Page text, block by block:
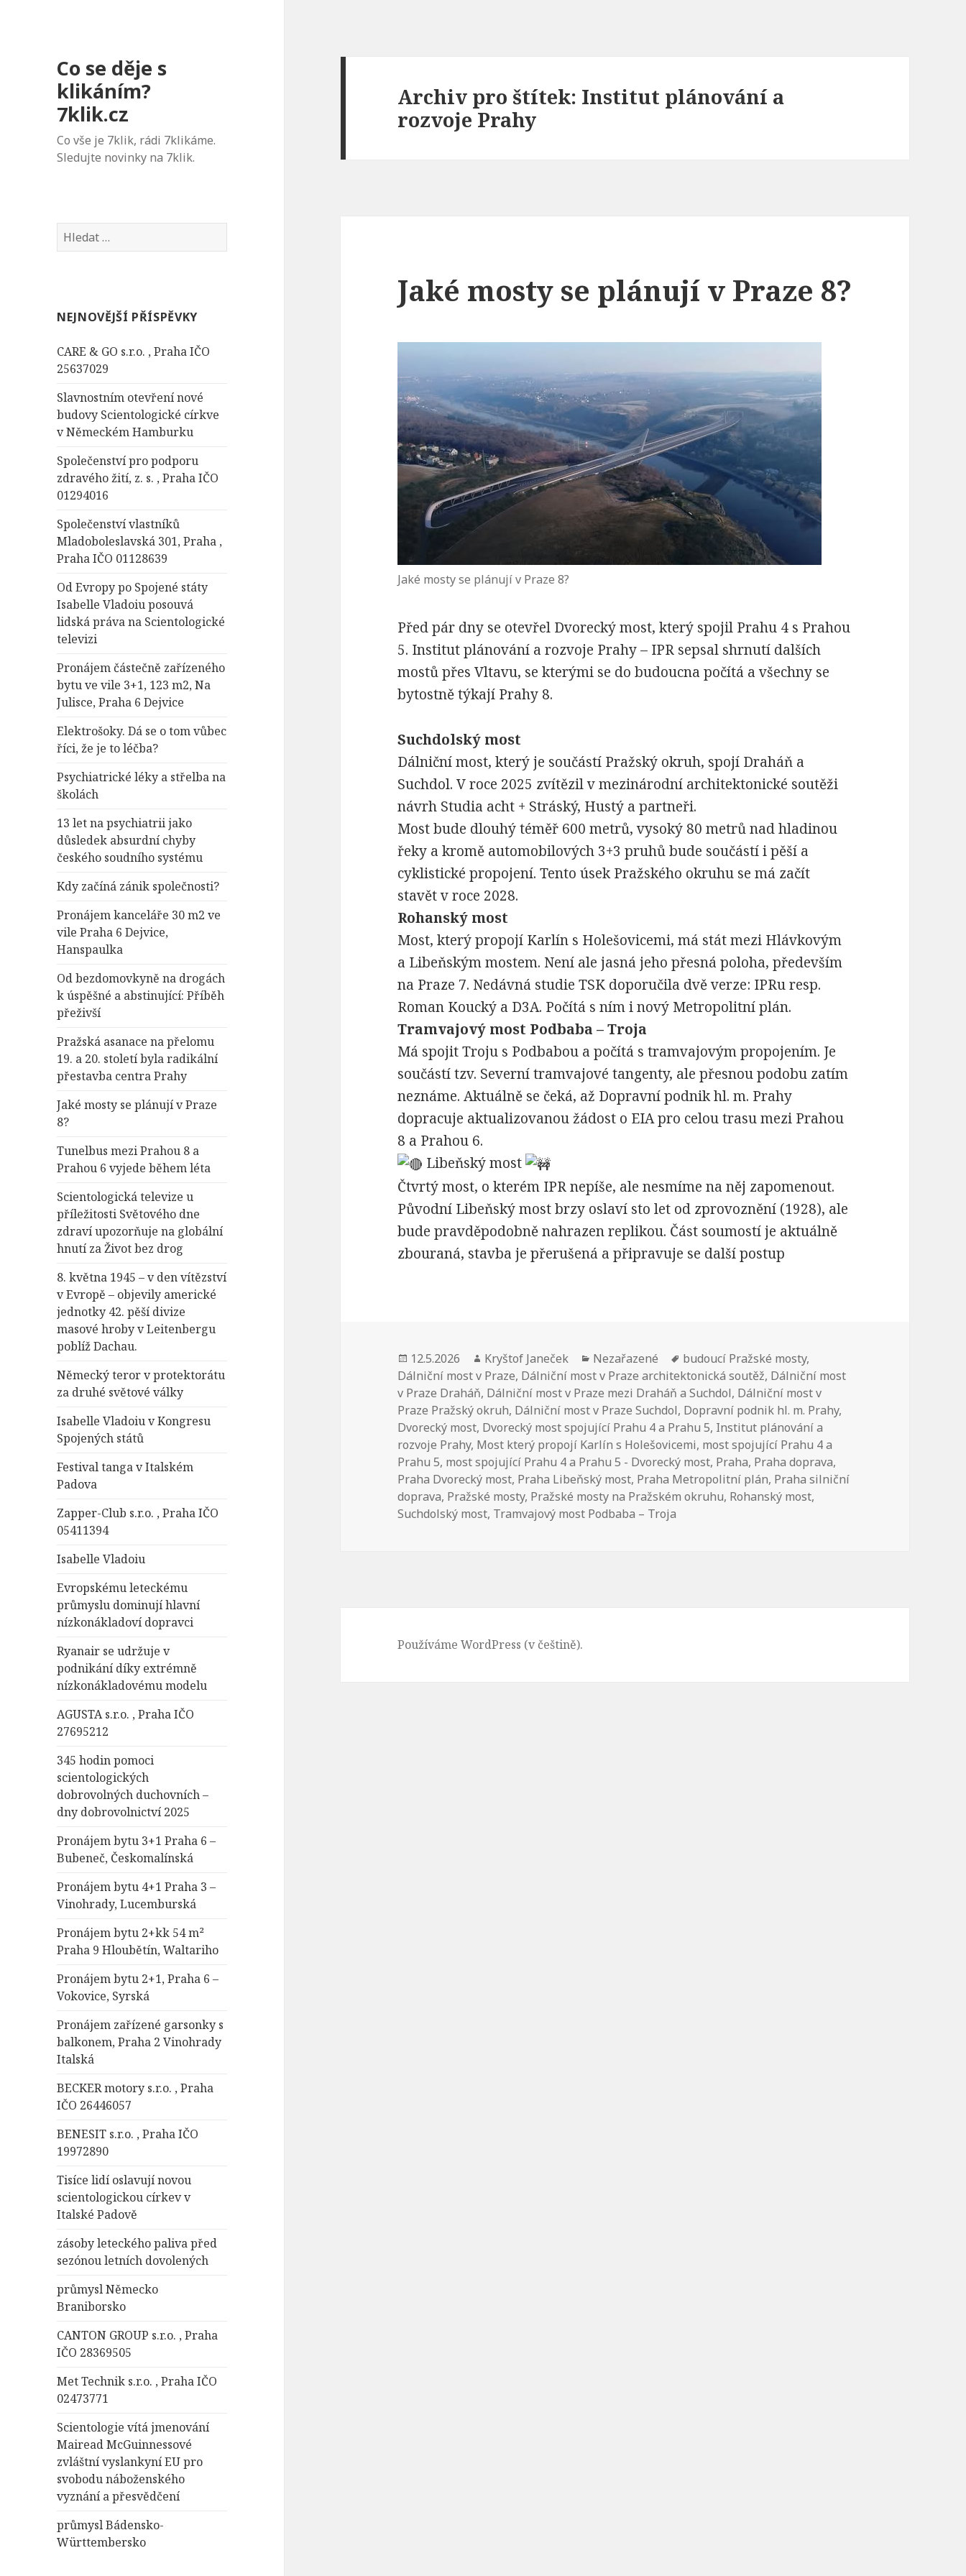
Co se děje s
klikáním?
7klik.cz
Co vše je 7klik, rádi 7klikáme.
Sledujte novinky na 7klik.
V
y
d
v
á
í
NEJNOVĚJŠÍ PŘÍSPĚVKY
CARE & GO s.r.o. , Praha IČO
25637029
Slavnostním otevření nové
budovy Scientologické církve
v Německém Hamburku
Společenství pro podporu
zdravého žití, z. s. , Praha IČO
01294016
Společenství vlastníků
Mladoboleslavská 301, Praha ,
Praha IČO 01128639
Od Evropy po Spojené státy
Isabelle Vladoiu posouvá
lidská práva na Scientologické
televizi
Pronájem částečně zařízeného
bytu ve vile 3+1, 123 m2, Na
Julisce, Praha 6 Dejvice
Elektrošoky. Dá se o tom vůbec
říci, že je to léčba?
Psychiatrické léky a střelba na
školách
13 let na psychiatrii jako
důsledek absurdní chyby
českého soudního systému
Kdy začíná zánik společnosti?
Pronájem kanceláře 30 m2 ve
vile Praha 6 Dejvice,
Hanspaulka
Od bezdomovkyně na drogách
k úspěšné a abstinující: Příběh
přeživší
Pražská asanace na přelomu
19. a 20. století byla radikální
přestavba centra Prahy
Jaké mosty se plánují v Praze
8?
Tunelbus mezi Prahou 8 a
Prahou 6 vyjede během léta
Scientologická televize u
příležitosti Světového dne
zdraví upozorňuje na globální
hnutí za Život bez drog
8. května 1945 – v den vítězství
v Evropě – objevily americké
jednotky 42. pěší divize
masové hroby v Leitenbergu
poblíž Dachau.
Německý teror v protektorátu
za druhé světové války
Isabelle Vladoiu v Kongresu
Spojených států
Festival tanga v Italském
Padova
Zapper-Club s.r.o. , Praha IČO
05411394
Isabelle Vladoiu
Evropskému leteckému
průmyslu dominují hlavní
nízkonákladoví dopravci
Ryanair se udržuje v
podnikání díky extrémně
nízkonákladovému modelu
AGUSTA s.r.o. , Praha IČO
27695212
345 hodin pomoci
scientologických
dobrovolných duchovních –
dny dobrovolnictví 2025
Pronájem bytu 3+1 Praha 6 –
Bubeneč, Českomalínská
Pronájem bytu 4+1 Praha 3 –
Vinohrady, Lucemburská
Pronájem bytu 2+kk 54 m²
Praha 9 Hloubětín, Waltariho
Pronájem bytu 2+1, Praha 6 –
Vokovice, Syrská
Pronájem zařízené garsonky s
balkonem, Praha 2 Vinohrady
Italská
BECKER motory s.r.o. , Praha
IČO 26446057
BENESIT s.r.o. , Praha IČO
19972890
Tisíce lidí oslavují novou
scientologickou církev v
Italské Padově
zásoby leteckého paliva před
sezónou letních dovolených
průmysl Německo
Braniborsko
CANTON GROUP s.r.o. , Praha
IČO 28369505
Met Technik s.r.o. , Praha IČO
02473771
Scientologie vítá jmenování
Mairead McGuinnessové
zvláštní vyslankyní EU pro
svobodu náboženského
vyznání a přesvědčení
průmysl Bádensko-
Württembersko
Archiv pro štítek: Institut plánování a
rozvoje Prahy
Jaké mosty se plánují v Praze 8?
Jaké mosty se plánují v Praze 8?
Před pár dny se otevřel Dvorecký most, který spojil Prahu 4 s Prahou
5. Institut plánování a rozvoje Prahy – IPR sepsal shrnutí dalších
mostů přes Vltavu, se kterými se do budoucna počítá a všechny se
bytostně týkají Prahy 8.
Suchdolský most
Dálniční most, který je součástí Pražský okruh, spojí Draháň a
Suchdol. V roce 2025 zvítězil v mezinárodní architektonické soutěži
návrh Studia acht + Stráský, Hustý a partneři.
Most bude dlouhý téměř 600 metrů, vysoký 80 metrů nad hladinou
řeky a kromě automobilových 3+3 pruhů bude součástí i pěší a
cyklistické propojení. Tento úsek Pražského okruhu se má začít
stavět v roce 2028.
Rohanský most
Most, který propojí Karlín s Holešovicemi, má stát mezi Hlávkovým
a Libeňským mostem. Není ale jasná jeho přesná poloha, především
na Praze 7. Nedávná studie TSK doporučila dvě verze: IPRu resp.
Roman Koucký a D3A. Počítá s ním i nový Metropolitní plán.
Tramvajový most Podbaba – Troja
Má spojit Troju s Podbabou a počítá s tramvajovým propojením. Je
součástí tzv. Severní tramvajové tangenty, ale přesnou podobu zatím
neznáme. Aktuálně se čeká, až Dopravní podnik hl. m. Prahy
dopracuje aktualizovanou žádost o EIA pro celou trasu mezi Prahou
8 a Prahou 6.
Libeňský most
Čtvrtý most, o kterém IPR nepíše, ale nesmíme na něj zapomenout.
Původní Libeňský most brzy oslaví sto let od zprovoznění (1928), ale
bude pravděpodobně nahrazen replikou. Část soumostí je aktuálně
zbouraná, stavba je přerušená a připravuje se další postup
Publikováno:
12.5.2026 Autor:
Kryštof Janeček Rubriky:
Nezařazené Štítky:
budoucí Pražské mosty,
Dálniční most v Praze, Dálniční most v Praze architektonická soutěž, Dálniční most
v Praze Draháň, Dálniční most v Praze mezi Draháň a Suchdol, Dálniční most v
Praze Pražský okruh, Dálniční most v Praze Suchdol, Dopravní podnik hl. m. Prahy,
Dvorecký most, Dvorecký most spojující Prahu 4 a Prahu 5, Institut plánování a
rozvoje Prahy, Most který propojí Karlín s Holešovicemi, most spojující Prahu 4 a
Prahu 5, most spojující Prahu 4 a Prahu 5 - Dvorecký most, Praha, Praha doprava,
Praha Dvorecký most, Praha Libeňský most, Praha Metropolitní plán, Praha silniční
doprava, Pražské mosty, Pražské mosty na Pražském okruhu, Rohanský most,
Suchdolský most, Tramvajový most Podbaba – Troja
Používáme WordPress (v češtině).